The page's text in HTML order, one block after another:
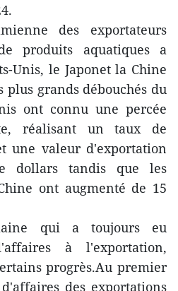
des exportateurs
produits aquatiques a
Unis, le Japonet la Chine
grands débouchés du
ont connu une percée
réalisant un taux de
une valeur d'exportation
dollars tandis que les
ont augmenté de 15
qui a toujours eu
à l'exportation,
progrès.Au premier
des exportations